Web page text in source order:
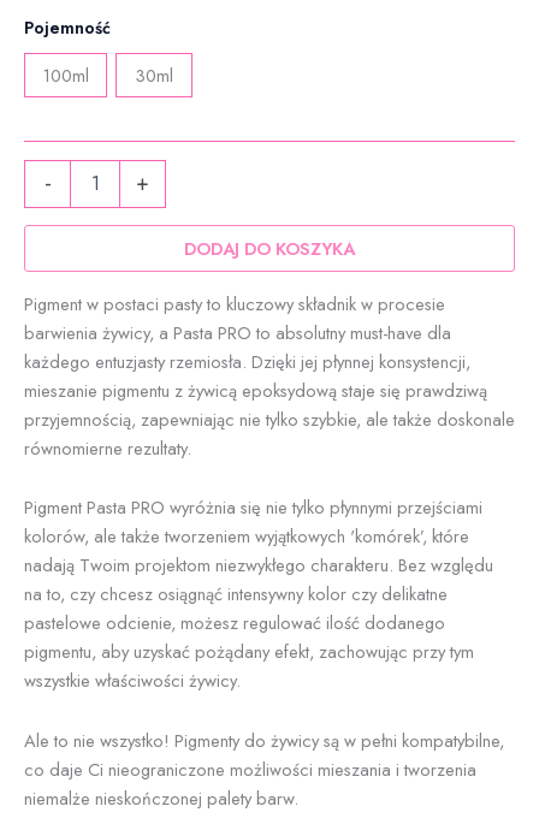
do
Pojemność
100ml 30ml
-
Pasta
pomarańcz
pigment
do
żywicy
epoksydowej
ResinVolt
+
DODAJ DO KOSZYKA
Pigment w postaci pasty to kluczowy składnik w procesie
barwienia żywicy, a Pasta PRO to absolutny must-have dla
każdego entuzjasty rzemiosła. Dzięki jej płynnej konsystencji,
mieszanie pigmentu z żywicą epoksydową staje się prawdziwą
przyjemnością, zapewniając nie tylko szybkie, ale także doskonale
równomierne rezultaty.
Pigment Pasta PRO wyróżnia się nie tylko płynnymi przejściami
kolorów, ale także tworzeniem wyjątkowych 'komórek’, które
nadają Twoim projektom niezwykłego charakteru. Bez względu
na to, czy chcesz osiągnąć intensywny kolor czy delikatne
pastelowe odcienie, możesz regulować ilość dodanego
pigmentu, aby uzyskać pożądany efekt, zachowując przy tym
wszystkie właściwości żywicy.
Ale to nie wszystko! Pigmenty do żywicy są w pełni kompatybilne,
co daje Ci nieograniczone możliwości mieszania i tworzenia
niemalże nieskończonej palety barw.